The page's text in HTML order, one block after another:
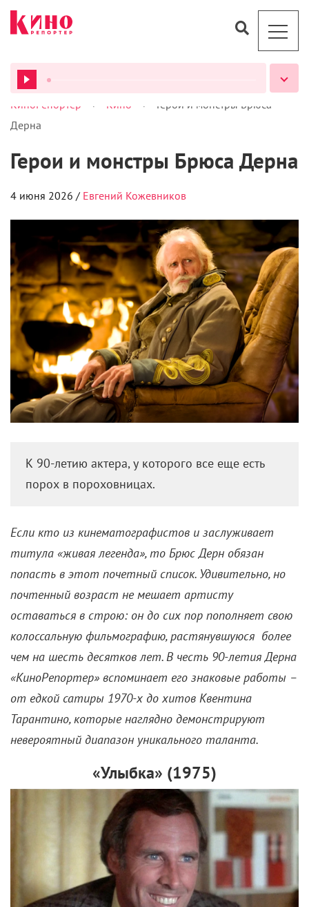
ВСЕ ПОДКАСТЫ
Дерна
Герои и монстры Брюса Дерна
4 июня 2026 /
К 90-летию актера, у которого все еще есть
порох в пороховницах.
Если кто из кинематографистов и заслуживает
попасть в этот почетный список. Удивительно, но
почтенный возраст не мешает артисту
колоссальную фильмографию, растянувшуюся более
чем на шесть десятков лет. В честь 90-летия Дерна
«КиноРепортер» вспоминает его знаковые работы –
от едкой сатиры 1970-х до хитов Квентина
Тарантино, которые наглядно демонстрируют
невероятный диапазон уникального таланта.
«Улыбка» (1975)
Эта сатирическая драма высмеивает
конкурсы красоты и провинциальную Америку, став